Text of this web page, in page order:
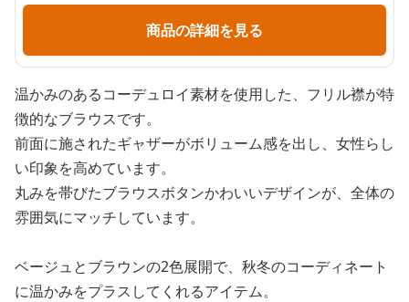
商品の詳細を見る
温かみのあるコーデュロイ素材を使用した、フリル襟が特
徴的なブラウスです。
前面に施されたギャザーがボリューム感を出し、女性らし
い印象を高めています。
丸みを帯びたブラウスボタンかわいいデザインが、全体の
雰囲気にマッチしています。
ベージュとブラウンの2色展開で、秋冬のコーディネート
に温かみをプラスしてくれるアイテム。